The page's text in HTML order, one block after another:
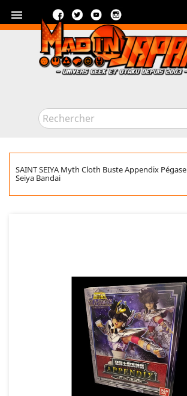
 FacebookTwitterYouTube
SAINT SEIYA Myth Cloth Buste Appendix Pégase
Seiya Bandai